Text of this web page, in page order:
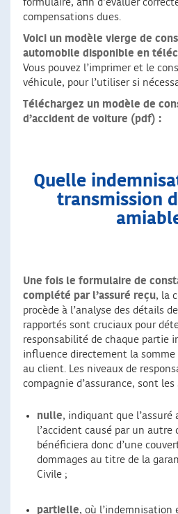
formulaire, afin d’évaluer
compensations dues.
Voici un modèle vierge de
automobile disponible en
Vous pouvez l’imprimer et le
véhicule, pour l’utiliser si
Téléchargez un modèle de
d’accident de voiture (pdf) :
Quelle
transmission
Une fois le formulaire de
complété par l’assuré reçu, la
procède à l’analyse des détails
rapportés sont cruciaux pour
responsabilité de chaque partie
influence directement la
au client. Les niveaux de
compagnie d’assurance, sont
nulle, indiquant que l’assuré
l’accident causé par un autre
bénéficiera donc d’une
dommages au titre de la
Civile ;
partielle, où l’indemnisation